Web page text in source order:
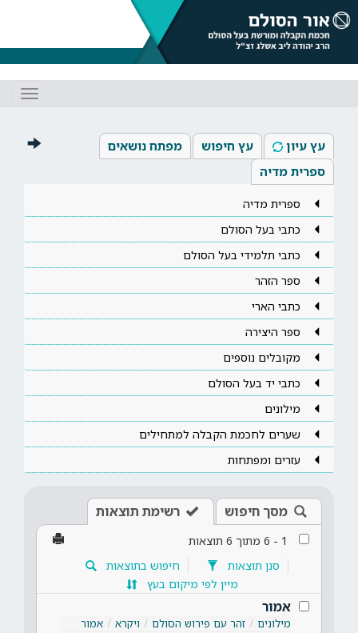
עץ עיון עץ חיפוש
מפתח נושאים
ספרית מדיה
ספרית מדיה
כתבי בעל הסולם
כתבי תלמידי בעל הסולם
ספר הזהר
כתבי הארי
ספר היצירה
מקובלים נוספים
כתבי יד בעל הסולם
מילונים
שערים לחכמת הקבלה למתחילים
עזרים ומפתחות
מסך חיפוש רשימת תוצאות
1
-
6 מתוך 6 תוצאות
סנן תוצאות
חיפוש בתוצאות
מיין לפי מיקום בעץ
אמור
מילונים זהר עם פירוש הסולם ויקרא
אמור